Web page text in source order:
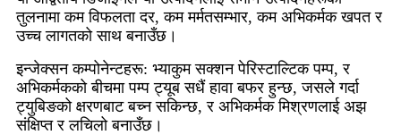
तुलनामा कम विफलता दर, कम मर्मतसम्भार, कम अभिकर्मक खपत र
उच्च लागतको साथ बनाउँछ।
इन्जेक्सन कम्पोनेन्टहरू: भ्याकुम सक्शन पेरिस्टाल्टिक पम्प, र
अभिकर्मकको बीचमा पम्प ट्यूब सधैं हावा बफर हुन्छ, जसले गर्दा
ट्युबिङको क्षरणबाट बच्न सकिन्छ, र अभिकर्मक मिश्रणलाई अझ
संक्षिप्त र लचिलो बनाउँछ।